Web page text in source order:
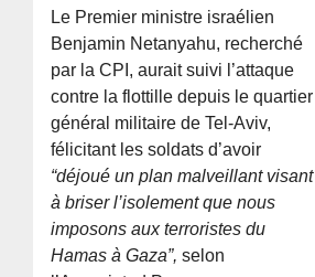
Le Premier ministre israélien
Benjamin Netanyahu, recherché
par la CPI, aurait suivi l’attaque
contre la flottille depuis le quartier
général militaire de Tel-Aviv,
félicitant les soldats d’avoir
“déjoué un plan malveillant visant
à briser l’isolement que nous
imposons aux terroristes du
Hamas à Gaza”, selon